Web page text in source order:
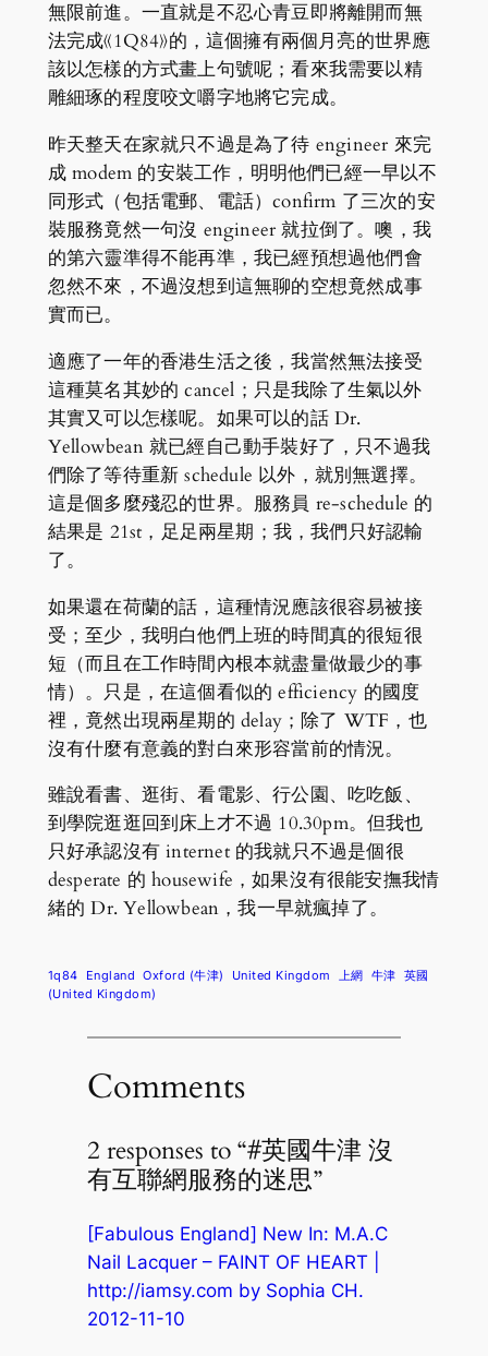
無限前進。一直就是不忍心青豆即將離開而無
法完成《1Q84》的，這個擁有兩個月亮的世界應
該以怎樣的方式畫上句號呢；看來我需要以精
雕細琢的程度咬文嚼字地將它完成。
昨天整天在家就只不過是為了待 engineer 來完
成 modem 的安裝工作，明明他們已經一早以不
同形式（包括電郵、電話）confirm 了三次的安
裝服務竟然一句沒 engineer 就拉倒了。噢，我
的第六靈準得不能再準，我已經預想過他們會
忽然不來，不過沒想到這無聊的空想竟然成事
實而已。
適應了一年的香港生活之後，我當然無法接受
這種莫名其妙的 cancel；只是我除了生氣以外
其實又可以怎樣呢。如果可以的話 Dr.
Yellowbean 就已經自己動手裝好了，只不過我
們除了等待重新 schedule 以外，就別無選擇。
這是個多麼殘忍的世界。服務員 re-schedule 的
結果是 21st，足足兩星期；我，我們只好認輸
了。
如果還在荷蘭的話，這種情況應該很容易被接
受；至少，我明白他們上班的時間真的很短很
短（而且在工作時間內根本就盡量做最少的事
情）。只是，在這個看似的 efficiency 的國度
裡，竟然出現兩星期的 delay；除了 WTF，也
沒有什麼有意義的對白來形容當前的情況。
雖說看書、逛街、看電影、行公園、吃吃飯、
到學院逛逛回到床上才不過 10.30pm。但我也
只好承認沒有 internet 的我就只不過是個很
desperate 的 housewife，如果沒有很能安撫我情
緒的 Dr. Yellowbean，我一早就瘋掉了。
1q84 England Oxford (牛津) United Kingdom 上網 牛津 英國
(United Kingdom)
Comments
2 responses to “#英國牛津 沒
有互聯網服務的迷思”
[Fabulous England] New In: M.A.C
Nail Lacquer – FAINT OF HEART |
http://iamsy.com by Sophia CH.
2012-11-10